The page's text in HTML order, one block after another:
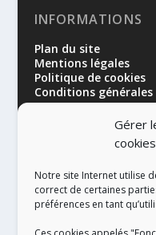
Gérer
cookies
Notre site Internet utilise
correct de certaines
préférences en tant
INFORMATIONS
Plan du site
Mentions légales
Politique de cookies
Conditions générales